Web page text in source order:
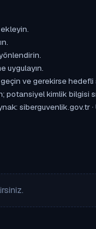
uygulayın.
geçin ve gerekirse
kimlik bilgisi
siberguvenlik.gov.tr